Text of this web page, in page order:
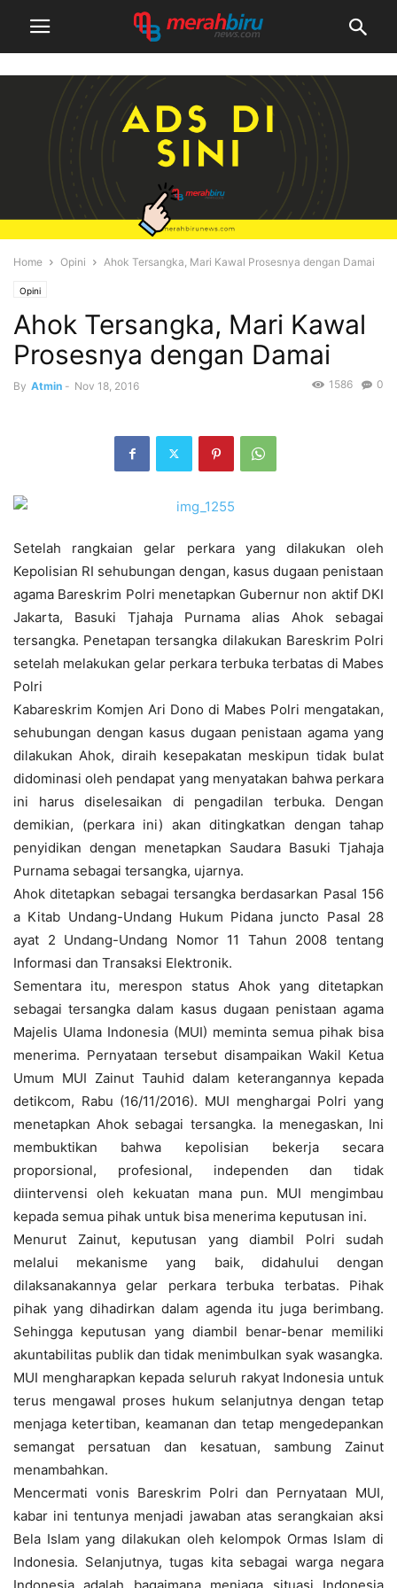
Home Opini Ahok Tersangka, Mari Kawal Prosesnya dengan Damai
Opini
Ahok Tersangka, Mari Kawal
Prosesnya dengan Damai
By Atmin - Nov 18, 2016 0
1586
Setelah rangkaian gelar perkara yang dilakukan oleh
Kepolisian RI sehubungan dengan, kasus dugaan penistaan
agama Bareskrim Polri menetapkan Gubernur non aktif DKI
Jakarta, Basuki Tjahaja Purnama alias Ahok sebagai
tersangka. Penetapan tersangka dilakukan Bareskrim Polri
setelah melakukan gelar perkara terbuka terbatas di Mabes
Polri
Kabareskrim Komjen Ari Dono di Mabes Polri mengatakan,
sehubungan dengan kasus dugaan penistaan agama yang
dilakukan Ahok, diraih kesepakatan meskipun tidak bulat
didominasi oleh pendapat yang menyatakan bahwa perkara
ini harus diselesaikan di pengadilan terbuka. Dengan
demikian, (perkara ini) akan ditingkatkan dengan tahap
penyidikan dengan menetapkan Saudara Basuki Tjahaja
Purnama sebagai tersangka, ujarnya.
Ahok ditetapkan sebagai tersangka berdasarkan Pasal 156
a Kitab Undang-Undang Hukum Pidana juncto Pasal 28
ayat 2 Undang-Undang Nomor 11 Tahun 2008 tentang
Informasi dan Transaksi Elektronik.
Sementara itu, merespon status Ahok yang ditetapkan
sebagai tersangka dalam kasus dugaan penistaan agama
Majelis Ulama Indonesia (MUI) meminta semua pihak bisa
menerima. Pernyataan tersebut disampaikan Wakil Ketua
Umum MUI Zainut Tauhid dalam keterangannya kepada
detikcom, Rabu (16/11/2016). MUI menghargai Polri yang
menetapkan Ahok sebagai tersangka. Ia menegaskan, Ini
membuktikan bahwa kepolisian bekerja secara
proporsional, profesional, independen dan tidak
diintervensi oleh kekuatan mana pun. MUI mengimbau
kepada semua pihak untuk bisa menerima keputusan ini.
Menurut Zainut, keputusan yang diambil Polri sudah
melalui mekanisme yang baik, didahului dengan
dilaksanakannya gelar perkara terbuka terbatas. Pihak
pihak yang dihadirkan dalam agenda itu juga berimbang.
Sehingga keputusan yang diambil benar-benar memiliki
akuntabilitas publik dan tidak menimbulkan syak wasangka.
MUI mengharapkan kepada seluruh rakyat Indonesia untuk
terus mengawal proses hukum selanjutnya dengan tetap
menjaga ketertiban, keamanan dan tetap mengedepankan
semangat persatuan dan kesatuan, sambung Zainut
menambahkan.
Mencermati vonis Bareskrim Polri dan Pernyataan MUI,
kabar ini tentunya menjadi jawaban atas serangkaian aksi
Bela Islam yang dilakukan oleh kelompok Ormas Islam di
Indonesia. Selanjutnya, tugas kita sebagai warga negara